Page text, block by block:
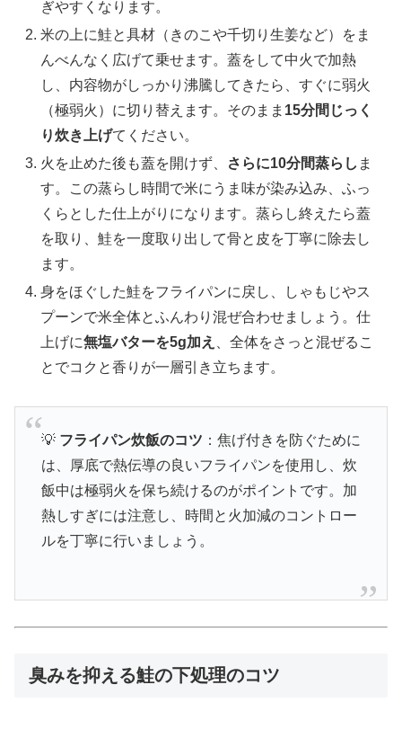
ぎやすくなります。
米の上に鮭と具材（きのこや千切り生姜など）をま
んべんなく広げて乗せます。蓋をして中火で加熱
し、内容物がしっかり沸騰してきたら、すぐに弱火
（極弱火）に切り替えます。そのまま 15分間じっく
り炊き上げてください。
火を止めた後も蓋を開けず、
さらに10分間蒸らし ま
す。この蒸らし時間で米にうま味が染み込み、ふっ
くらとした仕上がりになります。蒸らし終えたら蓋
を取り、鮭を一度取り出して骨と皮を丁寧に除去し
ます。
身をほぐした鮭をフライパンに戻し、しゃもじやス
プーンで米全体とふんわり混ぜ合わせましょう。仕
上げに無塩バターを5g加え 、全体をさっと混ぜるこ
とでコクと香りが一層引き立ちます。
💡 フライパン炊飯のコツ ：焦げ付きを防ぐために
は、厚底で熱伝導の良いフライパンを使用し、炊
飯中は極弱火を保ち続けるのがポイントです。加
熱しすぎには注意し、時間と火加減のコントロー
ルを丁寧に行いましょう。
臭みを抑える鮭の下処理のコツ